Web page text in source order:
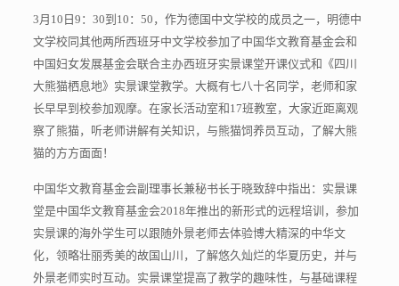
3月10日9：30到10：50，作为德国中文学校的成员之一，明德中
文学校同其他两所西班牙中文学校参加了中国华文教育基金会和
中国妇女发展基金会联合主办西班牙实景课堂开课仪式和《四川
大熊猫栖息地》实景课堂教学。大概有七八十名同学，老师和家
长早早到校参加观摩。在家长活动室和17班教室，大家近距离观
察了熊猫，听老师讲解有关知识，与熊猫饲养员互动，了解大熊
猫的方方面面！
中国华文教育基金会副理事长兼秘书长于晓致辞中指出：实景课
堂是中国华文教育基金会2018年推出的新形式的远程培训，参加
实景课的海外学生可以跟随外景老师去体验博大精深的中华文
化，领略壮丽秀美的故国山川，了解悠久灿烂的华夏历史，并与
外景老师实时互动。实景课堂提高了教学的趣味性，与基础课程